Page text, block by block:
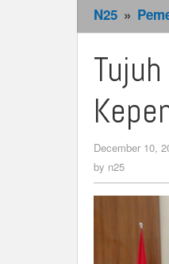
N25 »
December 10,
by n25